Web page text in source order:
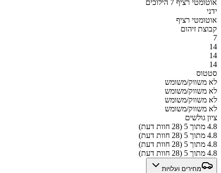
אוטומטי רציף 7 הילוכים
ידני
אוטומטי רציף
קבוצת זיהום
7
14
14
14
סטטוס
לא משווק/משומש
לא משווק/משומש
לא משווק/משומש
לא משווק/משומש
ציון גולשים
4.8 מתוך 5 (28 חוות דעת)
4.8 מתוך 5 (28 חוות דעת)
4.8 מתוך 5 (28 חוות דעת)
4.8 מתוך 5 (28 חוות דעת)
מחירים ועלויות